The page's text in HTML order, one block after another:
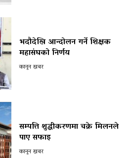
भदौदेखि आन्दोलन गर्ने शिक्षक
महासंघको निर्णय
कानून खबर
सम्पत्ति शुद्धीकरणमा चक्रे मिलनले
पाए सफाइ
कानून खबर